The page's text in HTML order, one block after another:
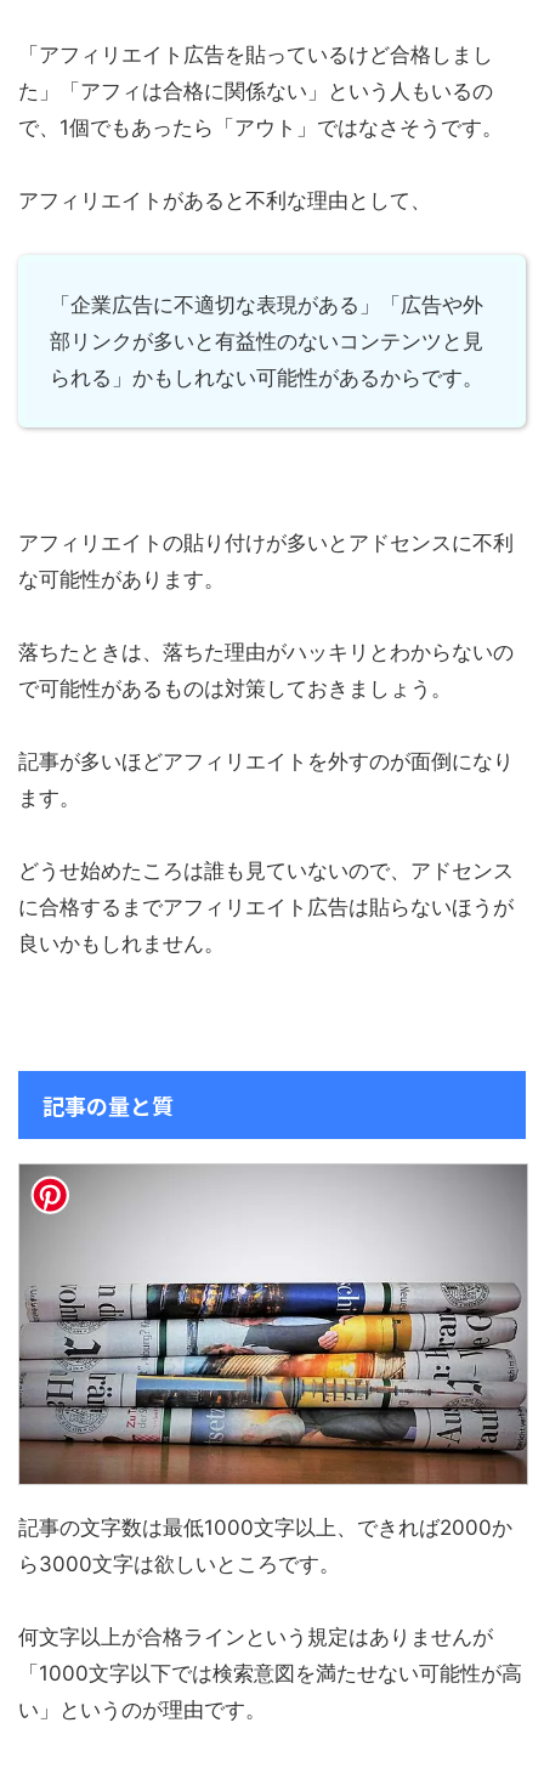
「アフィリエイト広告を貼っているけど合格しまし
た」「アフィは合格に関係ない」という人もいるの
で、1個でもあったら「アウト」ではなさそうです。
アフィリエイトがあると不利な理由として、
「企業広告に不適切な表現がある」「広告や外
部リンクが多いと有益性のないコンテンツと見
られる」かもしれない可能性があるからです。
アフィリエイトの貼り付けが多いとアドセンスに不利
な可能性があります。
落ちたときは、落ちた理由がハッキリとわからないの
で可能性があるものは対策しておきましょう。
記事が多いほどアフィリエイトを外すのが面倒になり
ます。
どうせ始めたころは誰も見ていないので、アドセンス
に合格するまでアフィリエイト広告は貼らないほうが
良いかもしれません。
記事の量と質
記事の文字数は最低1000文字以上、できれば2000か
ら3000文字は欲しいところです。
何文字以上が合格ラインという規定はありませんが
「1000文字以下では検索意図を満たせない可能性が高
い」というのが理由です。